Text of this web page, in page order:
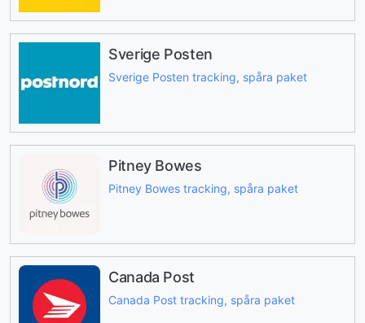
Sverige Posten
Sverige Posten tracking, spåra paket
Pitney Bowes
Pitney Bowes tracking, spåra paket
Canada Post
Canada Post tracking, spåra paket